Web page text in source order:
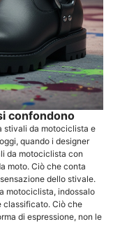
confondono
stivali da motociclista e
quando i designer
da motociclista con
moto. Ciò che conta
dello stivale.
motociclista, indossalo
classificato. Ciò che
di espressione, non le